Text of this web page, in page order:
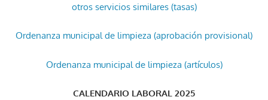
otros servicios similares (tasas)
Ordenanza municipal de limpieza (aprobación provisional)
Ordenanza municipal de limpieza (artículos)
CALENDARIO LABORAL 2025